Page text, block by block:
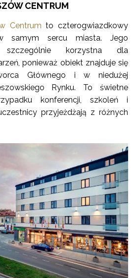
CENTRUM
Centrum to czterogwiazdkowy
samym sercu miasta. Jego
korzystna dla
ponieważ obiekt znajduje się
Głównego i w niedużej
Rynku. To świetne
konferencji, szkoleń i
przyjeżdżają z różnych